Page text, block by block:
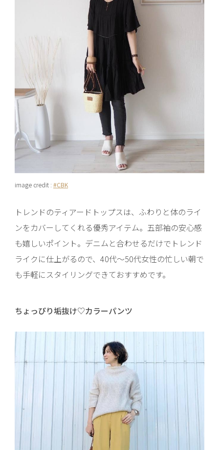
image credit : #CBK
トレンドのティアードトップスは、ふわりと体のライ
ンをカバーしてくれる優秀アイテム。五部袖の安心感
も嬉しいポイント。デニムと合わせるだけでトレンド
ライクに仕上がるので、40代〜50代女性の忙しい朝で
も手軽にスタイリングできておすすめです。
ちょっぴり垢抜け♡カラーパンツ